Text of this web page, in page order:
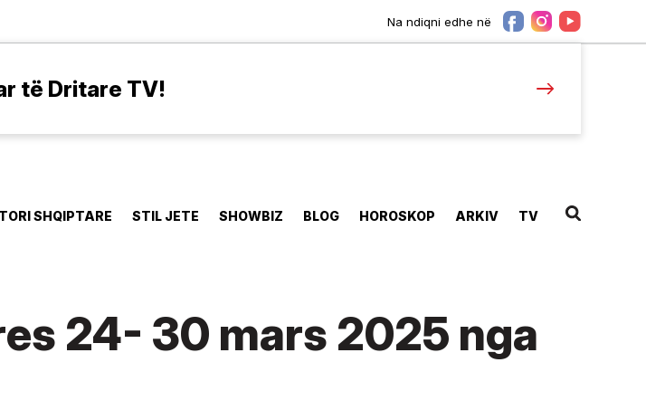
Na ndiqni edhe në
të Dritare TV!
SHQIPTARE STIL JETE SHOWBIZ BLOG HOROSKOP ARKIV TV
24- 30 mars 2025 nga